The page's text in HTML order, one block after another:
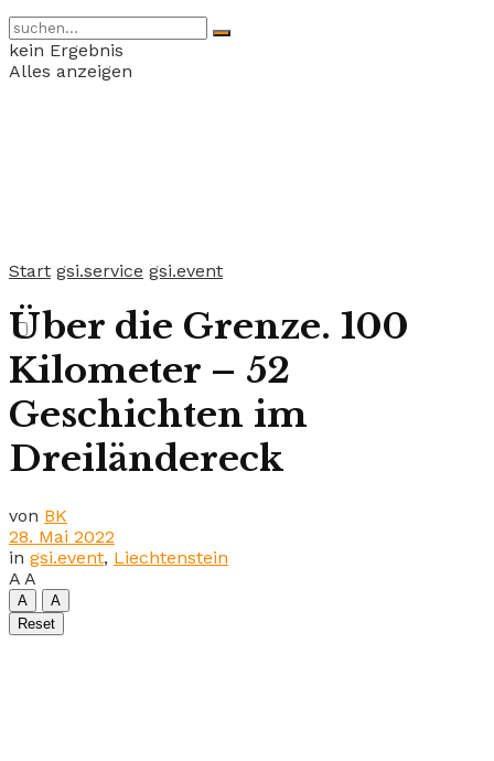
kein Ergebnis
Alles anzeigen
Start gsi.service gsi.event
Über die Grenze. 100
Kilometer – 52
Geschichten im
Dreiländereck
von BK
28. Mai 2022
in gsi.event, Liechtenstein
A A
A
A
Reset